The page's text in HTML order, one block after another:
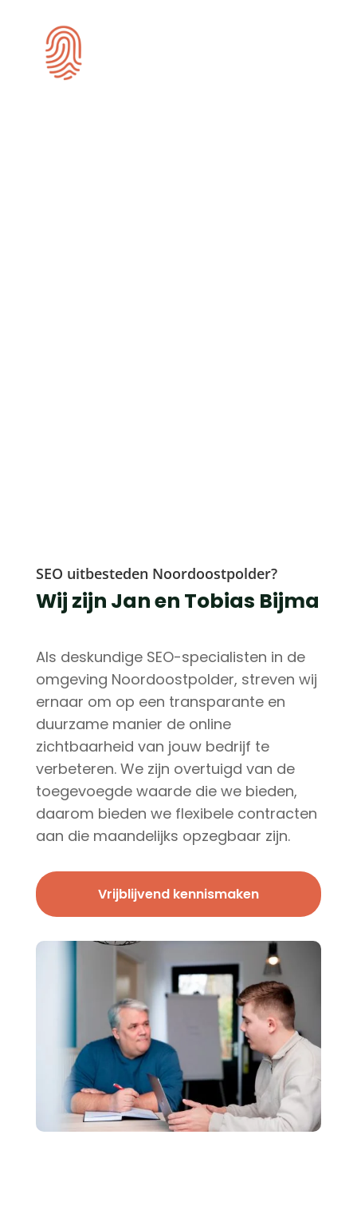
SEO uitbesteden Noordoostpolder?
Wij zijn Jan en Tobias Bijma
Als deskundige SEO-specialisten in de
omgeving Noordoostpolder, streven wij
ernaar om op een transparante en
duurzame manier de online
zichtbaarheid van jouw bedrijf te
verbeteren. We zijn overtuigd van de
toegevoegde waarde die we bieden,
daarom bieden we flexibele contracten
aan die maandelijks opzegbaar zijn.
Vrijblijvend kennismaken